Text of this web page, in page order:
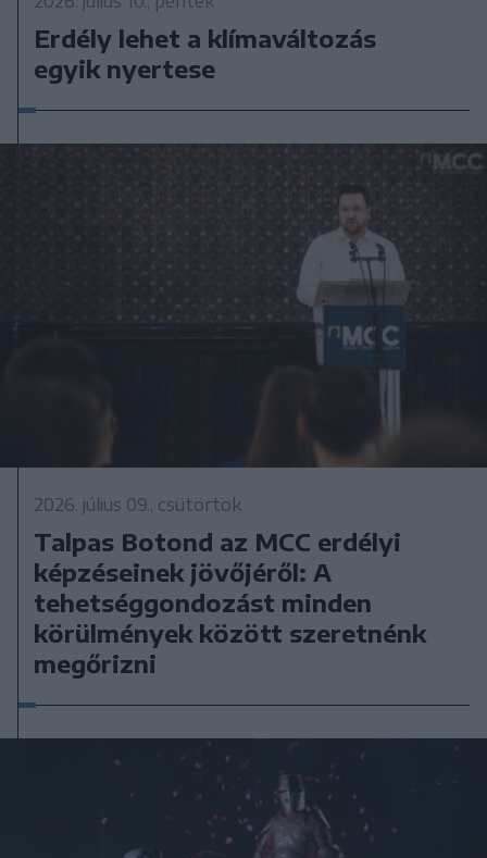
Erdély lehet a klímaváltozás
egyik nyertese
2026. július 09., csütörtök
Talpas Botond az MCC erdélyi
képzéseinek jövőjéről: A
tehetséggondozást minden
körülmények között szeretnénk
megőrizni